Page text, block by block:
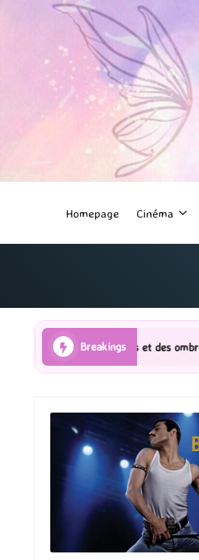
Homepage Cinéma
Breakings
Rayons et des ombres